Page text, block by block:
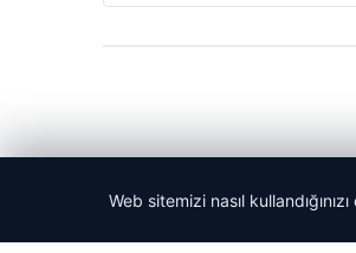
Web sitemizi nasıl